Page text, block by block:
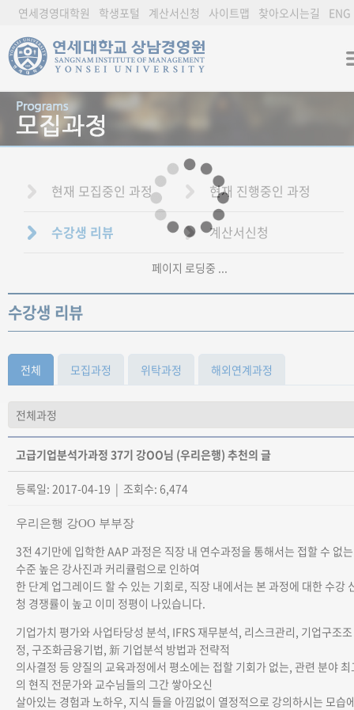
연세경영대학원 학생포털 계산서신청 사이트맵 찾아오시는길 ENG
현재 모집중인 과정 현재 진행중인 과정
수강생 리뷰 계산서신청
수강생 리뷰
전체 모집과정 위탁과정 해외연계과정
고급기업분석가과정 37기 강OO님 (우리은행) 추천의 글
등록일: 2017-04-19 | 조회수: 6,474
우리은행 강OO 부부장
3전 4기만에 입학한 AAP 과정은 직장 내 연수과정을 통해서는 접할 수 없는
수준 높은 강사진과 커리큘럼으로 인하여
한 단계 업그레이드 할 수 있는 기회로, 직장 내에서는 본 과정에 대한 수강
청 경쟁률이 높고 이미 정평이 나있습니다.
기업가치 평가와 사업타당성 분석, IFRS 재무분석, 리스크관리, 기업구조조
정, 구조화금융기법, 新 기업분석 방법과 전략적
의사결정 등 양질의 교육과정에서 평소에는 접할 기회가 없는, 관련 분야 최
의 현직 전문가와 교수님들의 그간 쌓아오신
살아있는 경험과 노하우, 지식 들을 아낌없이 열정적으로 강의하시는 모습
페이지 로딩중 ...